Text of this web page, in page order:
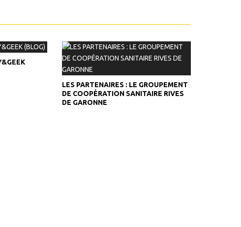
LES PARTENAIRES : LE GROUPEMENT
DE COOPÉRATION SANITAIRE RIVES
DE GARONNE